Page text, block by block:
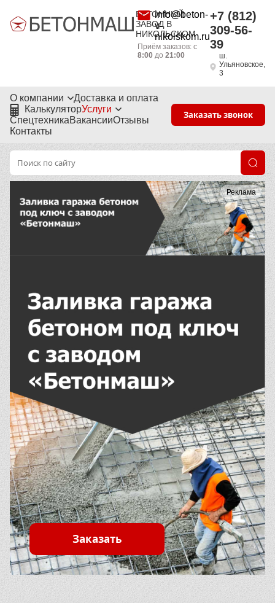
БЕТОННЫЙ
ЗАВОД В
НИКОЛЬСКОМ
info@beton-
v-
nikolskom.ru
Приём заказов: с
8:00 до 21:00
+7 (812)
309-56-
39
ш.
Ульяновское,
3
О компании
Доставка и оплата
КалькуляторУслуги
СпецтехникаВакансииОтзывы
Контакты
Заказать звонок
Реклама
Заказать